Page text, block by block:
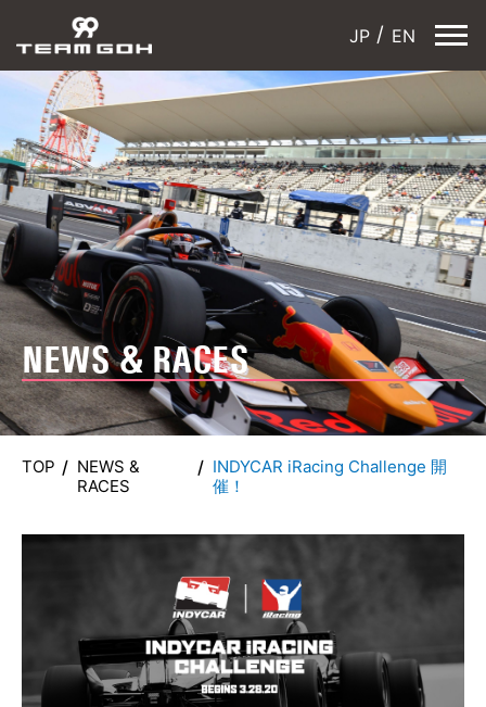
EN
JP
NEWS & RACES
TOP
NEWS &
RACES
INDYCAR iRacing Challenge 開
催！